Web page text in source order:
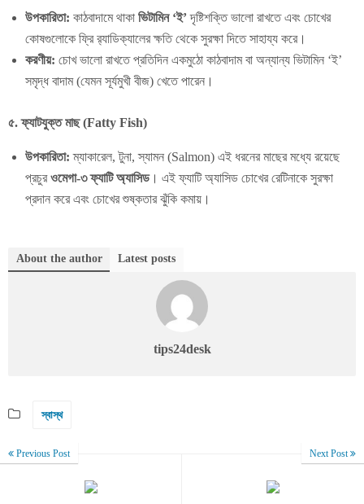
উপকারিতা: কাঠবাদামে থাকা ভিটামিন ‘ই’দৃষ্টিশক্তি ভালো রাখতে এবং চোখের
কোষগুলোকে ফ্রি র‍্যাডিক্যালের ক্ষতি থেকে সুরক্ষা দিতে সাহায্য করে।
করণীয়: চোখ ভালো রাখতে প্রতিদিন একমুঠো কাঠবাদাম বা অন্যান্য ভিটামিন ‘ই’
সমৃদ্ধ বাদাম (যেমন সূর্যমুখী বীজ) খেতে পারেন।
৫. ফ্যাটযুক্ত মাছ (Fatty Fish)
উপকারিতা: ম্যাকারেল, টুনা, স্যামন (Salmon) এই ধরনের মাছের মধ্যে রয়েছে
প্রচুরওমেগা-৩ ফ্যাটি অ্যাসিড। এই ফ্যাটি অ্যাসিড চোখের রেটিনাকে সুরক্ষা
প্রদান করে এবং চোখের শুষ্কতার ঝুঁকি কমায়।
About the author Latest posts
tips24desk
স্বাস্থ
Previous Post Next Post